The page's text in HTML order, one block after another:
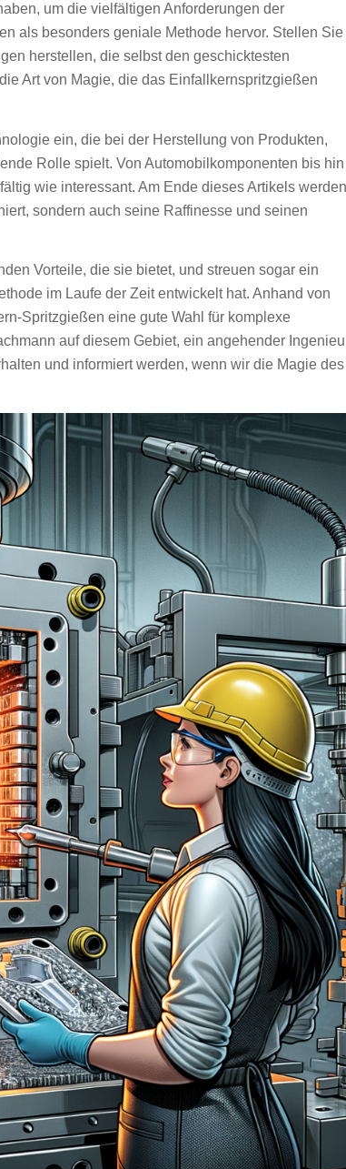
um die vielfältigen Anforderungen der
als besonders geniale Methode hervor. Stellen Sie
herstellen, die selbst den geschicktesten
Art von Magie, die das Einfallkernspritzgießen
ein, die bei der Herstellung von Produkten,
Rolle spielt. Von Automobilkomponenten bis hin
wie interessant. Am Ende dieses Artikels werden
sondern auch seine Raffinesse und seinen
Vorteile, die sie bietet, und streuen sogar ein
im Laufe der Zeit entwickelt hat. Anhand von
Spritzgießen eine gute Wahl für komplexe
auf diesem Gebiet, ein angehender
und informiert werden, wenn wir die Magie des